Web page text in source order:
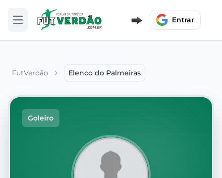
Abrir menu Entrar
FutVerdão Elenco do Palmeiras
Goleiro